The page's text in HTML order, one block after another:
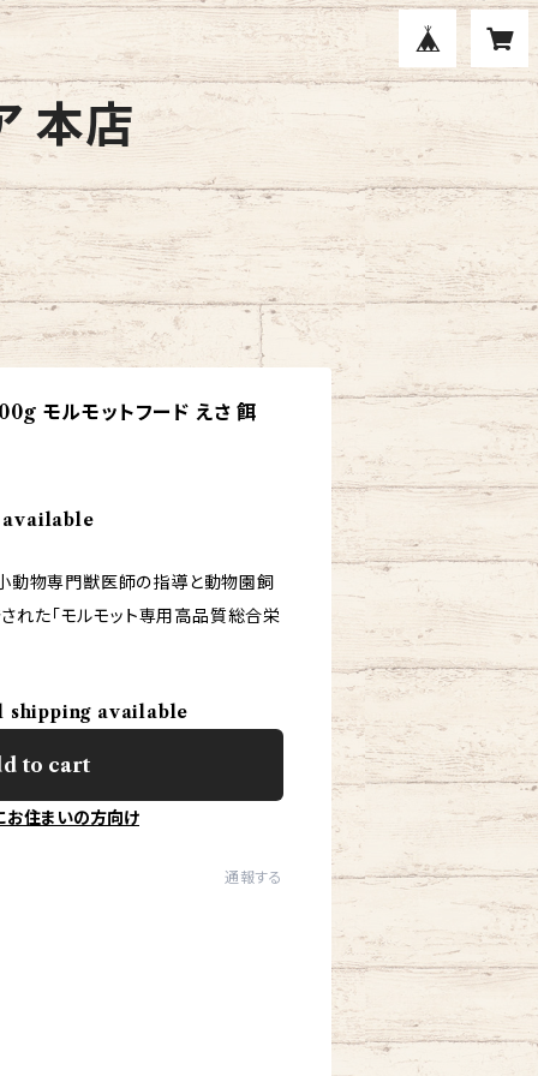
本店
モルモットフード えさ 餌
小動物専門獣医師の指導と動物園飼
れた「モルモット専用高品質総合栄
available
to cart
お住まいの方向け
通報する